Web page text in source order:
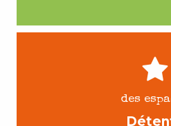
des